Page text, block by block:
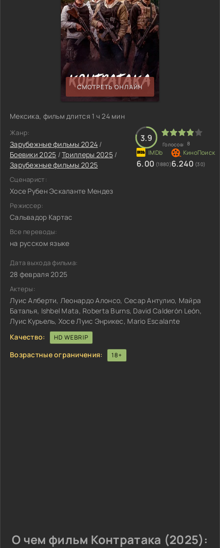
СМОТРЕТЬ ОНЛАЙН
Мексика, фильм длится 1 ч 24 мин
Жанр:
Зарубежные фильмы 2024 /
Боевики 2025 /Триллеры 2025/
Зарубежные фильмы 2025
Сценарист:
Хосе Рубен Эскаланте Мендез
Режиссер:
Сальвадор Картас
Все переводы:
на русском языке
3.9
Голосов: 8
6.00 (1880)6.240 (30)
Дата выхода фильма:
28 февраля 2025
Актеры:
Луис Алберти, Леонардо Алонсо, Сесар Антулио, Майра
Баталья, Ishbel Mata, Roberta Burns, David Calderón León,
Луис Курьель, Хосе Луис Энрикес, Mario Escalante
Качество:
HD WEBRIP
Возрастные ограничения: 18+
О чем фильм Контратака (2025):